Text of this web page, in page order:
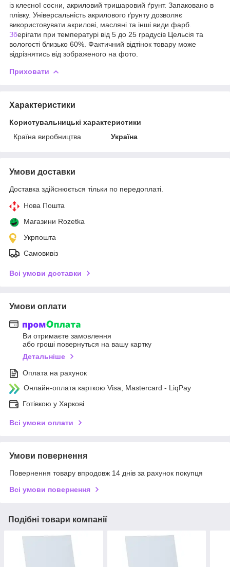
із клеєної сосни, акриловий тришаровий ґрунт. Запаковано в
плівку. Універсальність акрилового ґрунту дозволяє
використовувати акрилові, масляні та інші види фарб
Зберігати при температурі від 5 до 25 градусів Цельсія та
вологості близько 60%. Фактичний відтінок товару може
відрізнятись від зображеного на фото.
Приховати
Характеристики
Користувальницькі характеристики
Країна виробництва
Україна
Умови доставки
Доставка здійснюється тільки по передоплаті.
Нова Пошта
Магазини Rozetka
Укрпошта
Самовивіз
Всі умови доставки
Умови оплати
Ви отримаєте замовлення
або гроші повернуться на вашу картку
Детальніше
Оплата на рахунок
Онлайн-оплата карткою Visa, Mastercard - LiqPay
Готівкою у Харкові
Всі умови оплати
Умови повернення
Повернення товару впродовж 14 днів за рахунок покупця
Всі умови повернення
Подібні товари компанії